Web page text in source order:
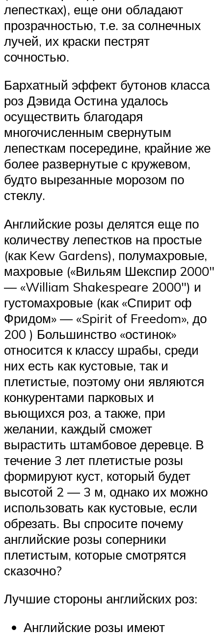
лепестках), еще они обладают
прозрачностью, т.е. за солнечных
лучей, их краски пестрят
сочностью.
Бархатный эффект бутонов класса
роз Дэвида Остина удалось
осуществить благодаря
многочисленным свернутым
лепесткам посередине, крайние же
более развернутые с кружевом,
будто вырезанные морозом по
стеклу.
Английские розы делятся еще по
количеству лепестков на простые
(как Kew Gardens), полумахровые,
махровые («Вильям Шекспир 2000″
— «William Shakespeare 2000″) и
густомахровые (как «Спирит оф
Фридом» — «Spirit of Freedom», до
200 ) Большинство «остинок»
относится к классу шрабы, среди
них есть как кустовые, так и
плетистые, поэтому они являются
конкурентами парковых и
вьющихся роз, а также, при
желании, каждый сможет
вырастить штамбовое деревце. В
течение 3 лет плетистые розы
формируют куст, который будет
высотой 2 — 3 м, однако их можно
использовать как кустовые, если
обрезать. Вы спросите почему
английские розы соперники
плетистым, которые смотрятся
сказочно?
Лучшие стороны английских роз:
Английские розы имеют